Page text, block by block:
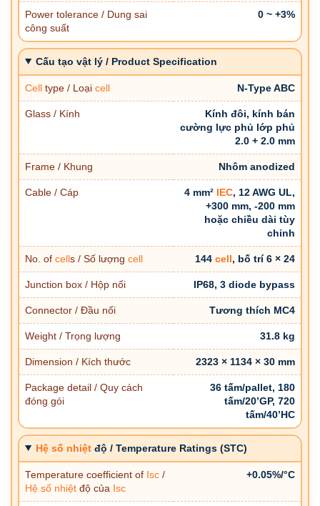
Power tolerance / Dung sai
công suất
0 ~ +3%
Cấu tạo vật lý / Product Specification
Cell type / Loại cell N-Type ABC
Glass / Kính
Kính đôi, kính bán
cường lực phủ lớp phủ
2.0 + 2.0 mm
Frame / Khung Nhôm anodized
Cable / Cáp 4 mm² IEC, 12 AWG UL,
+300 mm, -200 mm
hoặc chiều dài tùy
chỉnh
No. of cells / Số lượng cell 144 cell, bố trí 6 × 24
Junction box / Hộp nối IP68, 3 diode bypass
Connector / Đầu nối Tương thích MC4
Weight / Trọng lượng 31.8 kg
Dimension / Kích thước 2323 × 1134 × 30 mm
Package detail / Quy cách
đóng gói
36 tấm/pallet, 180
tấm/20’GP, 720
tấm/40’HC
Hệ số nhiệtđộ / Temperature Ratings (STC)
Temperature coefficient of Isc /
Hệ số nhiệt độ của Isc
+0.05%/°C